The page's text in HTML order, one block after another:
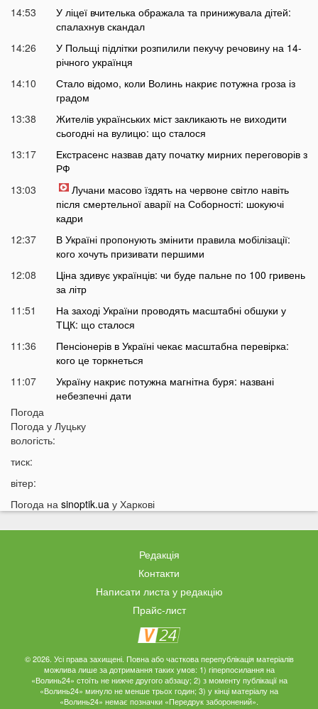
14:53
У ліцеї вчителька ображала та принижувала дітей:
спалахнув скандал
14:26
У Польщі підлітки розпилили пекучу речовину на 14-
річного українця
14:10
Стало відомо, коли Волинь накриє потужна гроза із
градом
13:38
Жителів українських міст закликають не виходити
сьогодні на вулицю: що сталося
13:17
Екстрасенс назвав дату початку мирних переговорів з
РФ
13:03
Лучани масово їздять на червоне світло навіть
після смертельної аварії на Соборності: шокуючі
кадри
12:37
В Україні пропонують змінити правила мобілізації:
кого хочуть призивати першими
12:08
Ціна здивує українців: чи буде пальне по 100 гривень
за літр
11:51
На заході України проводять масштабні обшуки у
ТЦК: що сталося
11:36
Пенсіонерів в Україні чекає масштабна перевірка:
кого це торкнеться
11:07
Україну накриє потужна магнітна буря: названі
небезпечні дати
10:50
10:26
09:34
Громаду на Волині відключать від світла: відомі дати
На Волині підтвердили загибель Героя, який рік
вважався зниклим безвісти
У Луцьку зафіксували аномалію
можуть бути небезпечними
19:51
Одну категорію людей закликали щодня пити каву:
кого це стосується
Погода
Погода у Луцьку
вологість:
тиск:
вітер:
Погода на sinoptik.ua у Харкові
Редакція
Контакти
Написати листа у редакцію
Прайс-лист
© 2026. Усі права захищені. Повна або часткова перепублікація матеріалів
можлива лише за дотримання таких умов: 1) гіперпосилання на
«Волинь24» стоїть не нижче другого абзацу; 2) з моменту публікації на
«Волинь24» минуло не менше трьох годин; 3) у кінці матеріалу на
«Волинь24» немає позначки «Передрук заборонений».